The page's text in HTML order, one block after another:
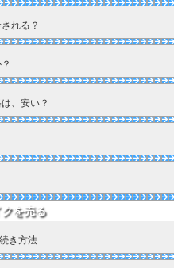
れる？
、安い？
を売る
き方法